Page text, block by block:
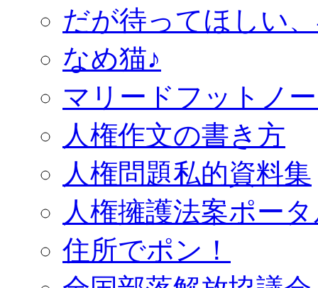
だが待ってほしい
なめ猫♪
マリードフットノ
人権作文の書き方
人権問題私的資料集
人権擁護法案ポー
住所でポン！